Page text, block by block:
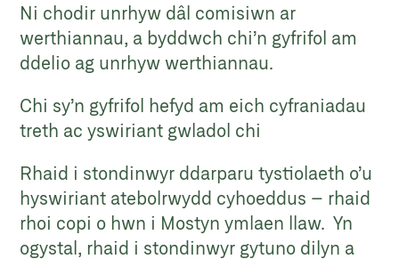
Ni chodir unrhyw dâl comisiwn ar
werthiannau, a byddwch chi’n gyfrifol am
ddelio ag unrhyw werthiannau.
Chi sy’n gyfrifol hefyd am eich cyfraniadau
treth ac yswiriant gwladol chi
Rhaid i stondinwyr ddarparu tystiolaeth o’u
hyswiriant atebolrwydd cyhoeddus – rhaid
rhoi copi o hwn i Mostyn ymlaen llaw. Yn
ogystal, rhaid i stondinwyr gytuno dilyn a